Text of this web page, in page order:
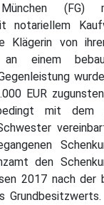
München (FG)
notariellem
Klägerin von
an einem
EUR
mit dem
den
2017 nach der